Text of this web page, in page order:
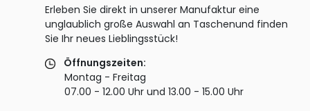
Erleben Sie direkt in unserer Manufaktur eine
unglaublich große Auswahl an Taschenund finden
Sie Ihr neues Lieblingsstück!
Öffnungszeiten:
Montag - Freitag
07.00 - 12.00 Uhr und 13.00 - 15.00 Uhr